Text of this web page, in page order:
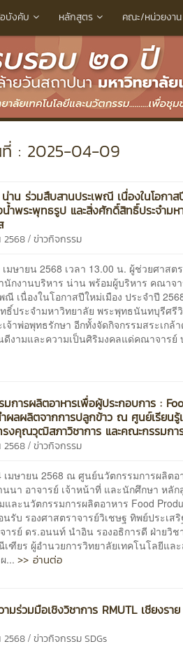
บังคับ หลักสูตร คณะ/หน่วยงาน
: 2025-04-09
าน ร่วมสืบสานประเพณี เนื่องในโอกาส
ำพระพุทธรูป และสิ่งศักดิ์สิทธิ์ประจำมห
2568/ข่าวกิจกรรม
ษายน 2568 เวลา 13.00 น. ผู้ช่วยศาสต
นักงานบริหาร น่าน พร้อมผู้บริหาร คณาจ
ณี เนื่องในโอกาสปีใหม่เมือง ประจำปี
ธิ์ประจำมหาวิทยาลัย พระพุทธนันทบุรีศรี
จ้าพ่อพุทธรักษา อีกทั้งจัดกิจกรรมสระเก
งามและความเป็นศิริมงคลแด่คณาจาร
การผลิตอาหารเพื่อผู้ประกอบการ :
ผลผลิตจากการปลูกข้าว ณ ศูนย์เรียน
งคุณวุฒิสภาวิชาการ และคณะกรรมกา
2568/ข่าวกิจกรรม
ยน 2568 ณ ศูนย์นวัตกรรมการผลิตอา
นนา อาจารย์ เจ้าหน้าที่ และนักศึกษา ห
ละนวัตกรรมการผลิตอาหาร Food
นรับ รองศาสตราจารย์วิเชษฐ ทิพย์ประเ
ารย์ ดร.อนนท์ นำอิน รองอธิการดี ฝ่ายวิช
ฑียร ผู้อำนวยการวิทยาลัยเทคโนโลยีแล
ผ...>> อ่านต่อ
ามร่วมมือเชิงวิชาการ RMUTL เชียงรา
2568/ข่าวกิจกรรม SDGs